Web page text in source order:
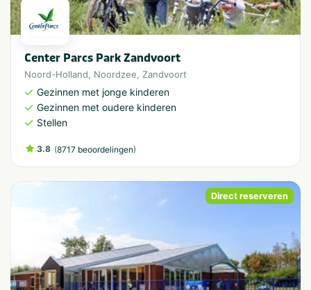
Center Parcs Park Zandvoort
Noord-Holland, Noordzee, Zandvoort
Gezinnen met jonge kinderen
Gezinnen met oudere kinderen
Stellen
3.8 (8717 beoordelingen)
Direct reserveren